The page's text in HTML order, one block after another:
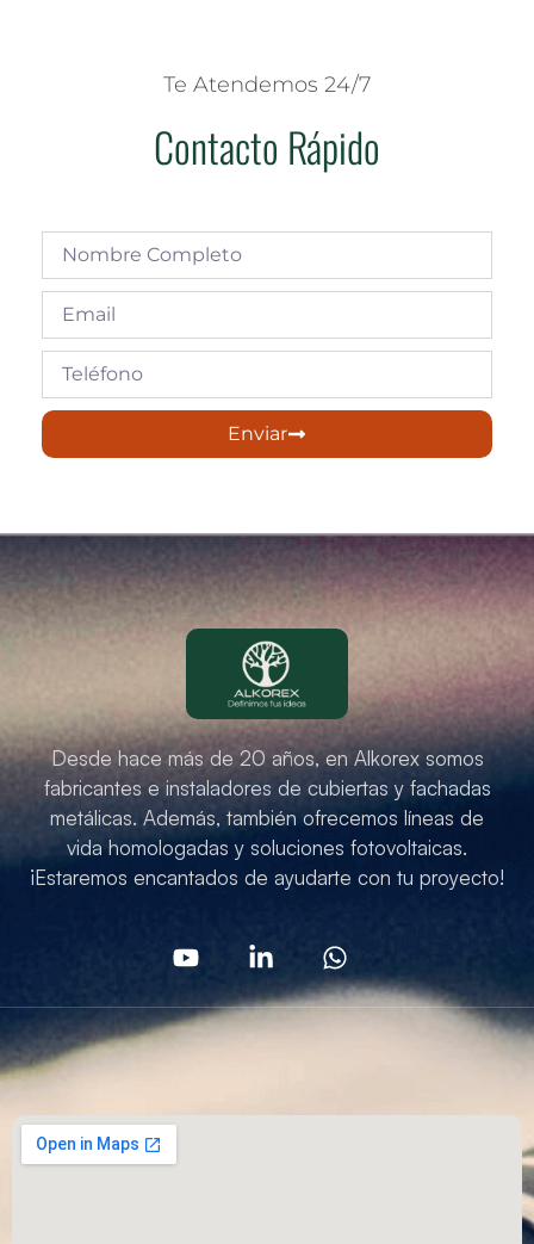
Te Atendemos 24/7
Contacto Rápido
Enviar
Desde hace más de 20 años, en Alkorex somos
fabricantes e instaladores de cubiertas y fachadas
metálicas. Además, también ofrecemos líneas de
vida homologadas y soluciones fotovoltaicas.
¡Estaremos encantados de ayudarte con tu proyecto!